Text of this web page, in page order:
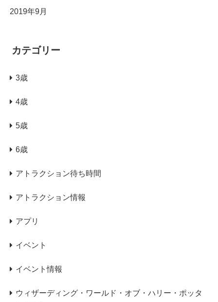
2019年9月
カテゴリー
3歳
4歳
5歳
6歳
アトラクション待ち時間
アトラクション情報
アプリ
イベント
イベント情報
ウィザーディング・ワールド・オブ・ハリー・ポッタ